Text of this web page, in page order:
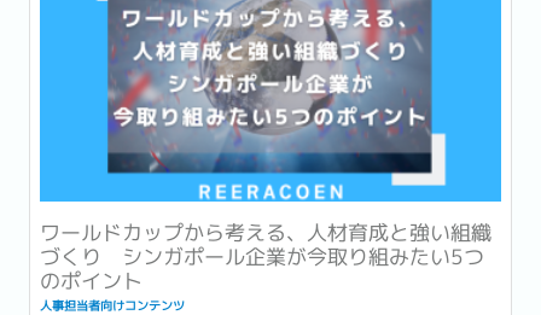
ワールドカップから考える、人材育成と強い組織
づくり シンガポール企業が今取り組みたい5つ
のポイント
人事担当者向けコンテンツ